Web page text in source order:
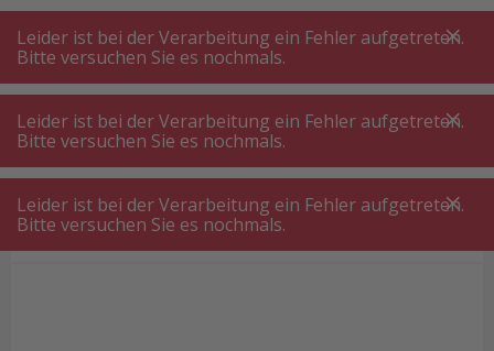
A +++
A+++
A +++
A+++
MyPost
MyPost
MENÜ SUCHE
Tierbedarf
PETKIT YUMSHARE Solo Smart Futterautomat mit Kamera
PETKIT YUMSHARE Solo Smart
Leider ist bei der Verarbeitung ein Fehler aufgetreten.
Bitte versuchen Sie es nochmals.
Leider ist bei der Verarbeitung ein Fehler aufgetreten.
Bitte versuchen Sie es nochmals.
Leider ist bei der Verarbeitung ein Fehler aufgetreten.
Bitte versuchen Sie es nochmals.